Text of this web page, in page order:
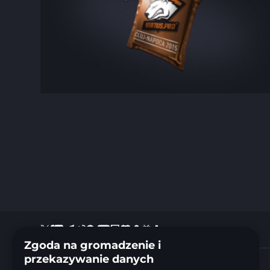
Zgoda na gromadzenie i
przekazywanie danych